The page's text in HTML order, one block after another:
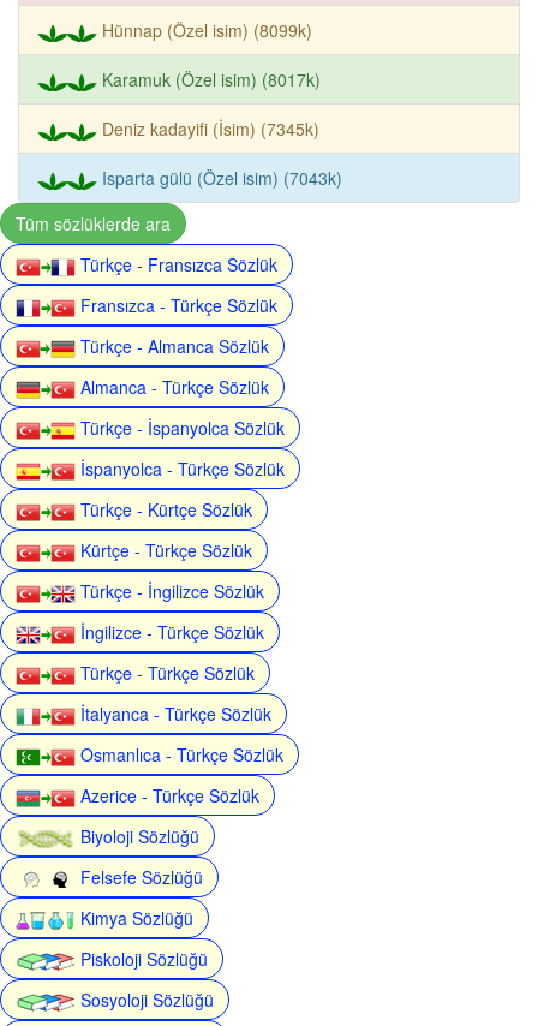
Hünnap (Özel isim) (8099k)
Karamuk (Özel isim) (8017k)
Deniz kadayifi (İsim) (7345k)
Isparta gülü (Özel isim) (7043k)
Tüm sözlüklerde ara
Türkçe - Fransızca Sözlük
Fransızca - Türkçe Sözlük
Türkçe - Almanca Sözlük
Almanca - Türkçe Sözlük
Türkçe - İspanyolca Sözlük
İspanyolca - Türkçe Sözlük
Türkçe - Kürtçe Sözlük
Kürtçe - Türkçe Sözlük
Türkçe - İngilizce Sözlük
İngilizce - Türkçe Sözlük
Türkçe - Türkçe Sözlük
İtalyanca - Türkçe Sözlük
Osmanlıca - Türkçe Sözlük
Azerice - Türkçe Sözlük
Biyoloji Sözlüğü
Felsefe Sözlüğü
Kimya Sözlüğü
Piskoloji Sözlüğü
Sosyoloji Sözlüğü